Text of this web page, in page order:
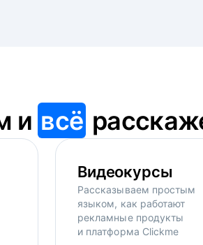
и всё
Видеокурсы
Рассказываем простым
языком, как работают
рекламные продукты
и платформа Clickme